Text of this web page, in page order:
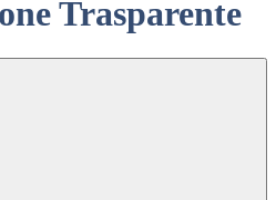
Trasparente